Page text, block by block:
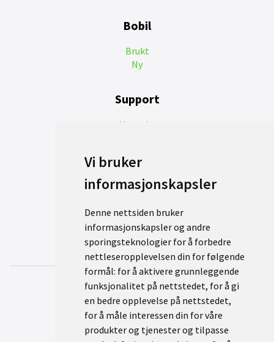
Vi bruker
informasjonskapsler
Denne nettsiden bruker
informasjonskapsler og andre
sporingsteknologier for å forbedre
nettleseropplevelsen din for følgende
formål: for å aktivere grunnleggende
funksjonalitet på nettstedet, for å gi
en bedre opplevelse på nettstedet,
for å måle interessen din for våre
produkter og tjenester og tilpasse
Bobil
Brukt
Ny
Support
Kontakt